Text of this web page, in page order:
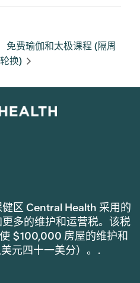
免费瑜伽和太极课程 (隔周
轮换)
区 Central Health 采用的
多的维护和运营税。该税
$100,000 房屋的维护和
元四十一美分）。.